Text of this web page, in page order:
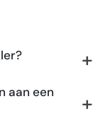
aan een